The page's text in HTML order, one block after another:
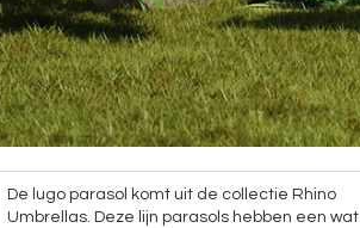
De lugo parasol komt uit de collectie Rhino
Umbrellas. Deze lijn parasols hebben een wat